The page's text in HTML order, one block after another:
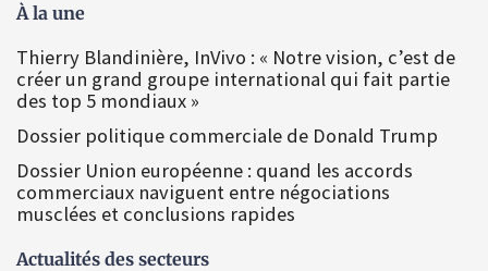
À la une
Thierry Blandinière, InVivo : « Notre vision, c’est de
créer un grand groupe international qui fait partie
des top 5 mondiaux »
Dossier politique commerciale de Donald Trump
Dossier Union européenne : quand les accords
commerciaux naviguent entre négociations
musclées et conclusions rapides
Actualités des secteurs